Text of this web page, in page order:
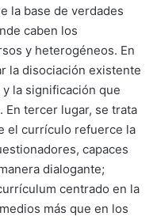
la base de verdades
caben los
y heterogéneos. En
la disociación existente
la significación que
tercer lugar, se trata
el currículo refuerce la
capaces
dialogante;
centrado en la
más que en los